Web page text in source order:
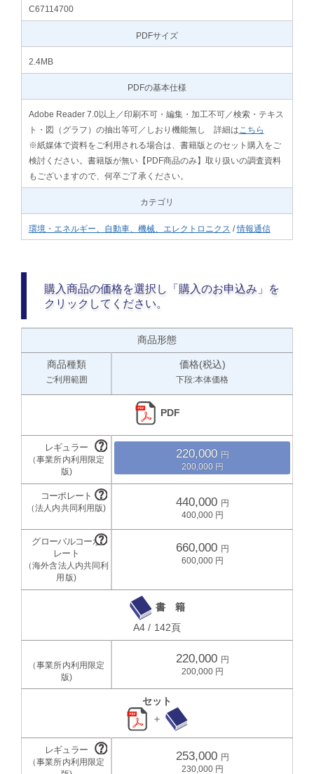
C67114700
PDFサイズ
2.4MB
PDFの基本仕様
Adobe Reader 7.0以上／印刷不可・編集・加工不可／検索・テキス
ト・図（グラフ）の抽出等可／しおり機能無し 詳細は こちら
※紙媒体で資料をご利用される場合は、書籍版とのセット購入をご
検討ください。書籍版が無い【PDF商品のみ】取り扱いの調査資料
もございますので、何卒ご了承ください。
カテゴリ
環境・エネルギー、自動車、機械、エレクトロニクス /情報通信
購入商品の価格を選択し「購入のお申込み」を
クリックしてください。
商品形態
商品種類
ご利用範囲
価格(税込)
下段:本体価格
PDF
220,000
200,000
440,000
400,000
660,000
600,000
書 籍
A4 / 142頁
220,000
200,000
セット
＋
253,000
230,000